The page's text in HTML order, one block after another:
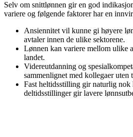
Selv om snittlønnen gir en god
variere og følgende faktorer har en
Ansiennitet vil kunne gi høyere
avtaler innen de ulike sektorene.
Lønnen kan variere mellom ulike
landet.
Videreutdanning og
sammenlignet med kollegaer uten
Fast heltidsstilling gir naturlig nok
deltidsstillinger gir lavere